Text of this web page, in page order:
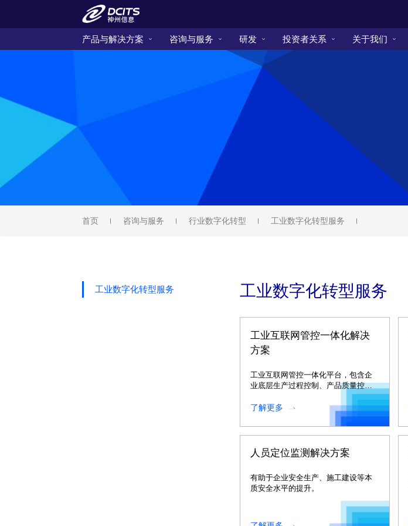
产品与解决方案 咨询与服务 研发 投资者关系 关于我们
首页 咨询与服务 行业数字化转型 工业数字化转型服务
工业数字化转型服务
工业互联网管控一体化解决
方案
工业互联网管控一体化平台，包含企
业底层生产过程控制、产品质量控
制、设备运行状态监控、能源监测与
监控等大量工业现场信息。
了解更多
人员定位监测解决方案
有助于企业安全生产、施工建设等本
质安全水平的提升。
工业数字化转型服务